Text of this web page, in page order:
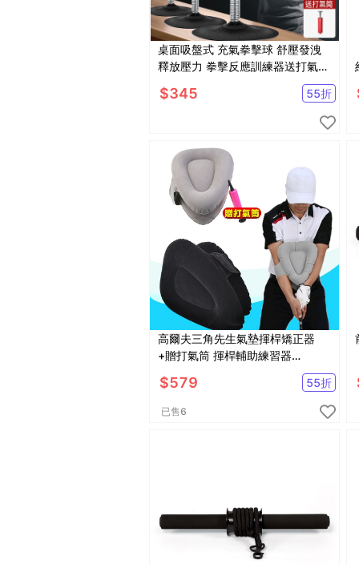
桌面吸盤式 充氣拳擊球 舒壓發洩
釋放壓力 拳擊反應訓練器送打氣筒
$345 55折
高爾夫三角先生氣墊揮桿矯正器
+贈打氣筒 揮桿輔助練習器
$579 55折
已售6